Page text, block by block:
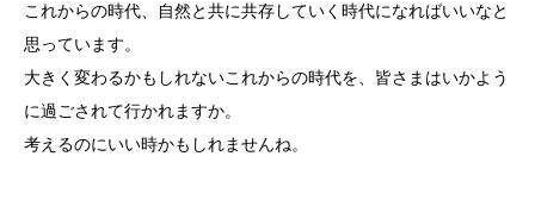
これからの時代、自然と共に共存していく時代になればいいなと
思っています。
大きく変わるかもしれないこれからの時代を、皆さまはいかよう
に過ごされて行かれますか。
考えるのにいい時かもしれませんね。